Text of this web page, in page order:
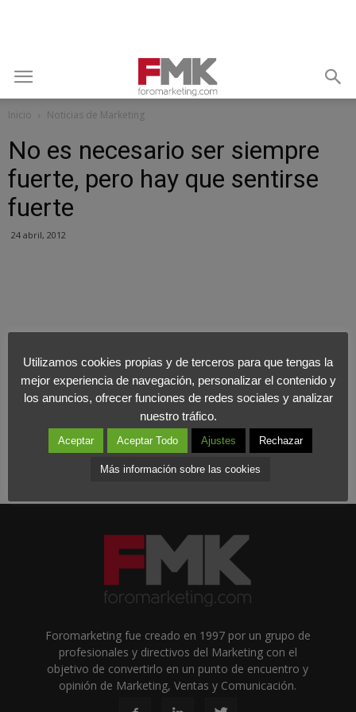
Inicio Noticias de Marketing
No es necesario ser siempre
fuerte, pero hay que sentirse
fuerte
24 abril, 2012
Foromarketing fue creado en 1997 por un grupo de
profesionales y directivos del Marketing con el
objetivo de convertirlo en un punto de encuentro y
opinión de Marketing, Ventas y Comunicación.
Utilizamos cookies propias y de terceros para que tengas la
mejor experiencia de navegación, personalizar el contenido y
los anuncios, ofrecer funciones de redes sociales y analizar
nuestro tráfico.
Aceptar Aceptar Todo Ajustes Rechazar
Más información sobre las cookies